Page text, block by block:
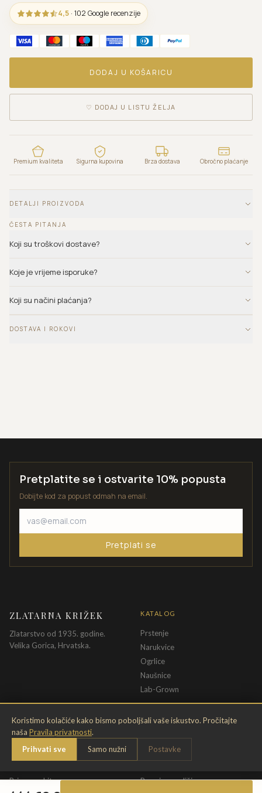
4,5 · 102 Google recenzije
DODAJ U KOŠARICU
♡ DODAJ U LISTU ŽELJA
Premium kvaliteta Sigurna kupovina Brza dostava Obročno plaćanje
DETALJI PROIZVODA
ČESTA PITANJA
Koji su troškovi dostave?
Koje je vrijeme isporuke?
Koji su načini plaćanja?
DOSTAVA I ROKOVI
Koristimo kolačiće kako bismo poboljšali vaše iskustvo. Pročitajte
naša Pravila privatnosti.
Prihvati sve
Samo nužni Postavke
Pretplatite se i ostvarite 10% popusta
Dobijte kod za popust odmah na email.
Pretplati se
ZLATARNA KRIŽEK
Zlatarstvo od 1935. godine.
Velika Gorica, Hrvatska.
KATALOG
Prstenje
Narukvice
Ogrlice
Naušnice
Lab-Grown
INFORMACIJE
O nama
Kontakt
Briga o nakitu
PRAVNE ODREDBE
Pravila privatnosti
Opći uvjeti
Promjena veličine